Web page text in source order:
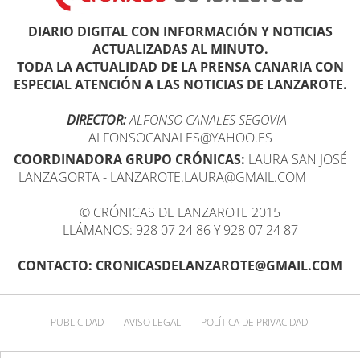
DIARIO DIGITAL CON INFORMACIÓN Y NOTICIAS
ACTUALIZADAS AL MINUTO.
TODA LA ACTUALIDAD DE LA PRENSA CANARIA CON
ESPECIAL ATENCIÓN A LAS NOTICIAS DE LANZAROTE.
DIRECTOR:ALFONSO CANALES SEGOVIA -
ALFONSOCANALES@YAHOO.ES
COORDINADORA GRUPO CRÓNICAS: LAURA SAN JOSÉ
LANZAGORTA - LANZAROTE.LAURA@GMAIL.COM
© CRÓNICAS DE LANZAROTE 2015
LLÁMANOS: 928 07 24 86 Y 928 07 24 87
CONTACTO: CRONICASDELANZAROTE@GMAIL.COM
PUBLICIDAD AVISO LEGAL POLÍTICA DE PRIVACIDAD